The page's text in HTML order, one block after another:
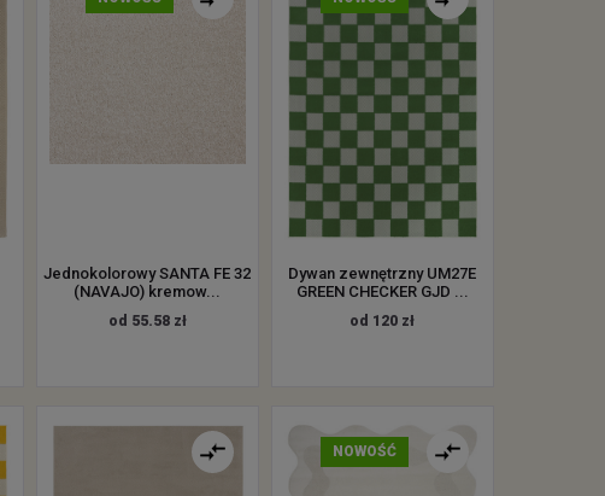
Jednokolorowy SANTA FE 32
(NAVAJO) kremow...
od 55.58 zł
Dywan zewnętrzny UM27E
GREEN CHECKER GJD ...
od 120 zł
NOWOŚĆ